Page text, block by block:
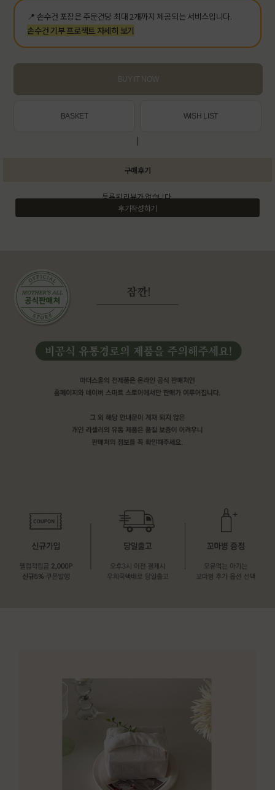
📍 손수건 포장은 주문건당 최대 2개까지 제공되는 서비스입니다.
손수건 기부 프로젝트 자세히 보기
BUY IT NOW
BASKET WISH LIST
|
구매후기
등록된 리뷰가 없습니다.
후기작성하기